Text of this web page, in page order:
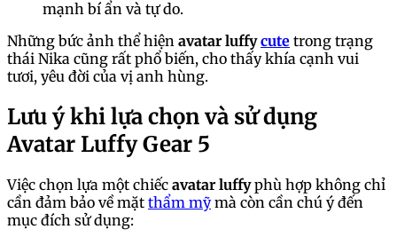
mạnh bí ẩn và tự do.
Những bức ảnh thể hiện avatar luffycute trong trạng
thái Nika cũng rất phổ biến, cho thấy khía cạnh vui
tươi, yêu đời của vị anh hùng.
Lưu ý khi lựa chọn và sử dụng
Avatar Luffy Gear 5
Việc chọn lựa một chiếc avatar luffyphù hợp không chỉ
cần đảm bảo về mặt thẩm mỹmà còn cần chú ý đến
mục đích sử dụng: